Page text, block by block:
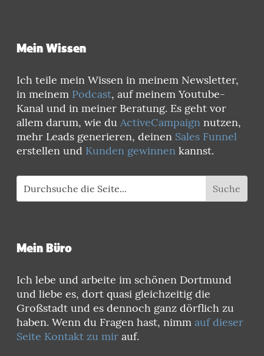
Mein Wissen
Ich teile mein Wissen in meinem Newsletter,
in meinem Podcast, auf meinem Youtube-
Kanal und in meiner Beratung. Es geht vor
allem darum, wie du ActiveCampaign nutzen,
mehr Leads generieren, deinen Sales Funnel
erstellen und Kunden gewinnen kannst.
Mein Büro
Ich lebe und arbeite im schönen Dortmund
und liebe es, dort quasi gleichzeitig die
Großstadt und es dennoch ganz dörflich zu
haben. Wenn du Fragen hast, nimm auf dieser
Seite Kontakt zu mir auf.